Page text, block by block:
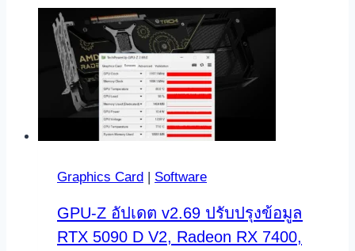
Graphics Card Software
GPU-Z อัปเดต v2.69 ปรับปรุงข้อมูล
RTX 5090 D V2, Radeon RX 7400,